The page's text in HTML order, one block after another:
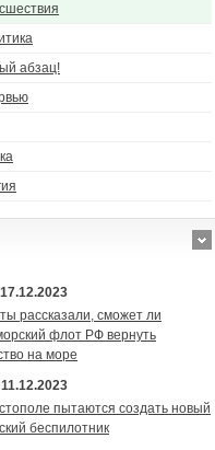
абзац!
рассказали, сможет ли
флот РФ вернуть
на море
пытаются создать новый
беспилотник